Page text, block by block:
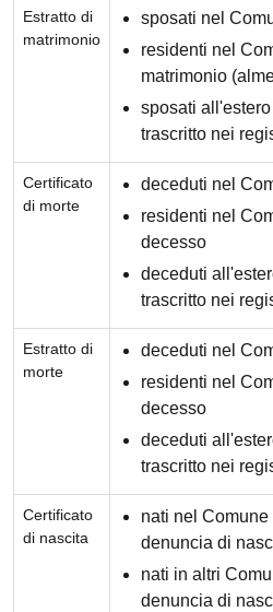
Estratto di
matrimonio
sposati nel
residenti nel
matrimonio
sposati
trascritto nei
Certificato
di morte
deceduti nel
residenti nel
decesso
deceduti
trascritto nei
Estratto di
morte
deceduti nel
residenti nel
decesso
deceduti
trascritto nei
Certificato
di nascita
nati nel
denuncia di
nati in altri
denuncia di